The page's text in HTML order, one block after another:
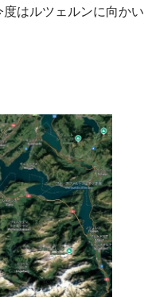
はルツェルンに向かい